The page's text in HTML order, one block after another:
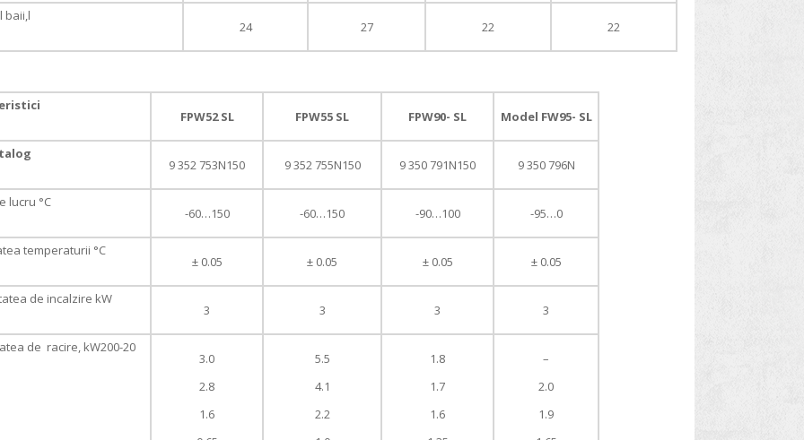
baii,l
24 27 22 22
FPW52 SL FPW55 SL FPW90- SL Model FW95- SL
9 352 753N150 9 352 755N150 9 350 791N150 9 350 796N
lucru °C
-60…150 -60…150 -90…100 -95…0
temperaturii °C
± 0.05 ± 0.05 ± 0.05 ± 0.05
de incalzire kW
3 3 3 3
de racire, kW200-20
3.0
2.8
1.6
5.5
4.1
2.2
1.8
1.7
1.6
–
2.0
1.9